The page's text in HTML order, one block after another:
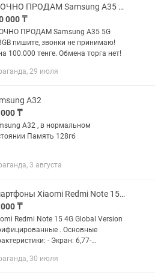
СРОЧНО ПРОДАМ Samsung A35 5G 128GB
000 ₸
ПРОДАМ Samsung A35 5G
пишите, звонки не принимаю!
100.000 тенге. Обмена торга нет!
29 июля
A32
₸
A32 , в нормальном
состоянии Память 128гб
3 августа
Смартфоны Xiaomi Redmi Note 15. Новые. Оригинал. Гарантия. Караганда
₸
Redmi Note 15 4G Global Version
. Основные
- Экран: 6,77-
2392 × 1080 - Процессор:
30 июля